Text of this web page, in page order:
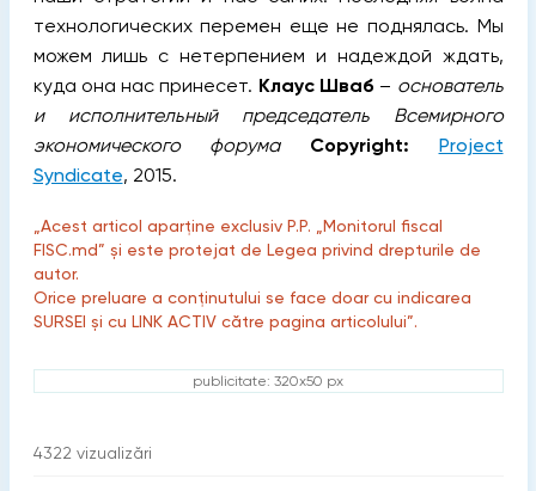
технологических перемен еще не поднялась. Мы
можем лишь с нетерпением и надеждой ждать,
куда она нас принесет. Клаус Шваб – основатель
и исполнительный председатель Всемирного
экономического форума
Copyright:
Project
Syndicate, 2015.
„Acest articol aparține exclusiv P.P. „Monitorul fiscal
FISC.md” și este protejat de Legea privind drepturile de
autor.
Orice preluare a conținutului se face doar cu indicarea
SURSEI și cu LINK ACTIV către pagina articolului”.
publicitate: 320x50 px
4322 vizualizări